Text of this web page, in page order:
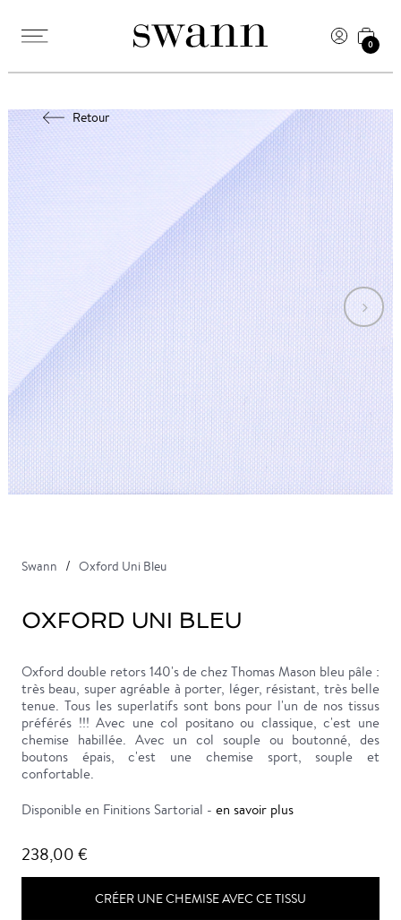
0
Retour
Swann Oxford Uni Bleu
OXFORD UNI BLEU
Oxford double retors 140's de chez Thomas Mason bleu pâle :
très beau, super agréable à porter, léger, résistant, très belle
tenue. Tous les superlatifs sont bons pour l'un de nos tissus
préférés !!! Avec une col positano ou classique, c'est une
chemise habillée. Avec un col souple ou boutonné, des
boutons épais, c'est une chemise sport, souple et
confortable.
Disponible en Finitions Sartorial - en savoir plus
238,00 €
CRÉER UNE CHEMISE AVEC CE TISSU